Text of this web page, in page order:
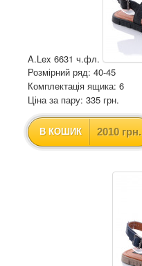
A.Lex 6631 ч.фл.
Розмірний ряд: 40-45
Комплектація ящика: 6
Ціна за пару: 335 грн.
В КОШИК 2010 грн.